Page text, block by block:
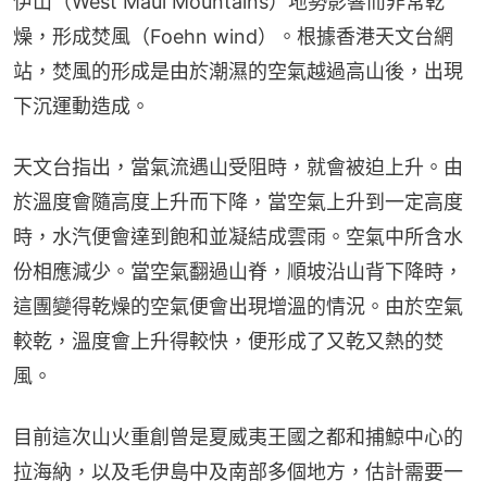
燥，形成焚風（Foehn wind）。根據香港天文台網
站，焚風的形成是由於潮濕的空氣越過高山後，出現
下沉運動造成。
天文台指出，當氣流遇山受阻時，就會被迫上升。由
於溫度會隨高度上升而下降，當空氣上升到一定高度
時，水汽便會達到飽和並凝結成雲雨。空氣中所含水
份相應減少。當空氣翻過山脊，順坡沿山背下降時，
這團變得乾燥的空氣便會出現增溫的情況。由於空氣
較乾，溫度會上升得較快，便形成了又乾又熱的焚
風。
目前這次山火重創曾是夏威夷王國之都和捕鯨中心的
拉海納，以及毛伊島中及南部多個地方，估計需要一